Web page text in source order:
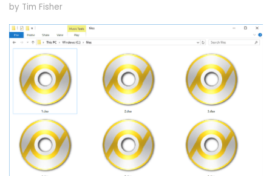
by Tim Fisher